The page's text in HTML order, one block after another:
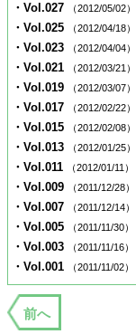
・Vol.027 （2012/05/02）
・Vol.025 （2012/04/18）
・Vol.023 （2012/04/04）
・Vol.021 （2012/03/21）
・Vol.019 （2012/03/07）
・Vol.017 （2012/02/22）
・Vol.015 （2012/02/08）
・Vol.013 （2012/01/25）
・Vol.011 （2012/01/11）
・Vol.009 （2011/12/28）
・Vol.007 （2011/12/14）
・Vol.005 （2011/11/30）
・Vol.003 （2011/11/16）
・Vol.001 （2011/11/02）
前へ